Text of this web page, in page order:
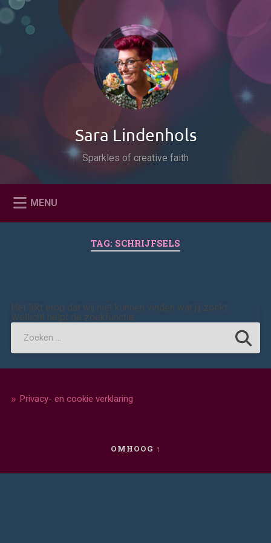
Naar
inhoud
Zoeken
Sara Lindenhols
Sparkles of creative faith
MENU
TAG: SCHRIJFSELS
Het lijkt erop dat wij niet kunnen vinden wat jij zoekt.
Wellicht helpt de zoekfunctie.
Privacy- en cookie verklaring
OMHOOG ↑